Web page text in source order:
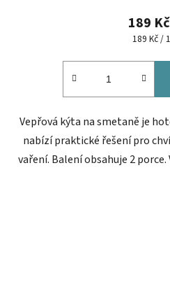
189 Kč
Měrná
189 Kč /
Vepřová kýta na smetaně je
nabízí praktické řešení pro
vaření. Balení obsahuje 2